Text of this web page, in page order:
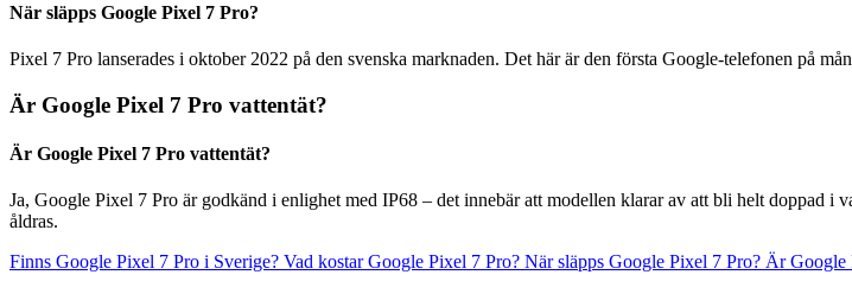
När släpps Google Pixel 7 Pro?
Pixel 7 Pro lanserades i oktober 2022 på den svenska marknaden. Det här är den första Google-telefonen på
Är Google Pixel 7 Pro vattentät?
Är Google Pixel 7 Pro vattentät?
Ja, Google Pixel 7 Pro är godkänd i enlighet med IP68 – det innebär att modellen klarar av att bli helt doppad i
åldras.
Finns Google Pixel 7 Pro i Sverige? Vad kostar Google Pixel 7 Pro? När släpps Google Pixel 7 Pro? Är Google